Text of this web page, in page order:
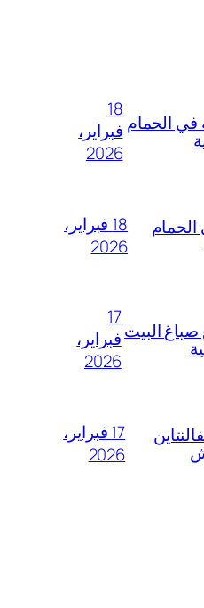
في الحمام
18
فبراير،
2026
18 فبراير،
2026
صباغ البيت
17
فبراير،
2026
17 فبراير،
2026